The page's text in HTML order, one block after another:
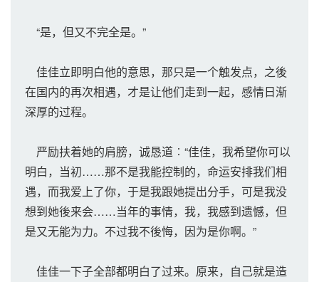
“是，但又不完全是。”
佳佳立即明白他的意思，那只是一个触发点，之後
在国内的再次相遇，才是让他们走到一起，感情日渐
深厚的过程。
严励扶着她的肩膀，诚恳道︰“佳佳，我希望你可以
明白，当初……那不是我能控制的，命运安排我们相
遇，而我爱上了你，于是我跟她提出分手，可是我没
想到她後来会……当年的事情，我，我感到遗憾，但
是又无能为力。不过我不後悔，因为是你啊。”
佳佳一下子全部都明白了过来。原来，自己就是造